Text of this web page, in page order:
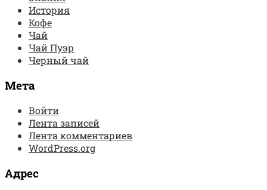
История
Кофе
Чай
Чай Пуэр
Черный чай
Мета
Войти
Лента записей
Лента комментариев
WordPress.org
Адрес